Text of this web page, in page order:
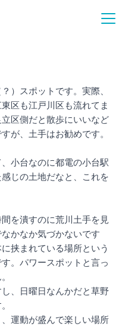
）スポットです。実際、
区も江戸川区も流れてま
区側だと散歩にいいなど
が、土手はお勧めです。
小台なのに都電の小台駅
じの土地だなと、これを
を潰すのに荒川土手を見
かなか気づかないです
挟まれている場所という
。パワースポットと言っ
、日曜日なんかだと草野
運動が盛んで楽しい場所